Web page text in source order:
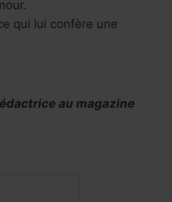
qui lui confère une
au magazine